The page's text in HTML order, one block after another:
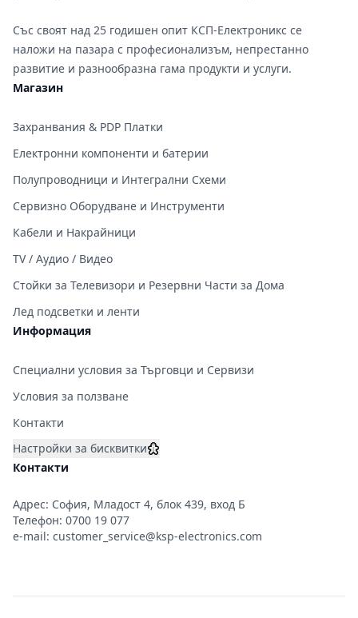
Със своят над 25 годишен опит КСП-Електроникс се
наложи на пазара с професионализъм, непрестанно
развитие и разнообразна гама продукти и услуги.
Магазин
Захранвания & PDP Платки
Електронни компоненти и батерии
Полупроводници и Интегрални Схеми
Сервизно Оборудване и Инструменти
Кабели и Накрайници
TV / Аудио / Видео
Стойки за Телевизори и Резервни Части за Дома
Лед подсветки и ленти
Информация
Специални условия за Търговци и Сервизи
Условия за ползване
Контакти
Настройки за бисквитки
Контакти
Адрес: София, Младост 4, блок 439, вход Б
Телефон: 0700 19 077
e-mail: customer_service@ksp-electronics.com